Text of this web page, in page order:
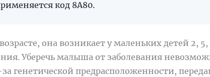
код 8A80.
она возникает у маленьких детей 2, 5,
Уберечь малыша от заболевания
генетической предрасположенности,